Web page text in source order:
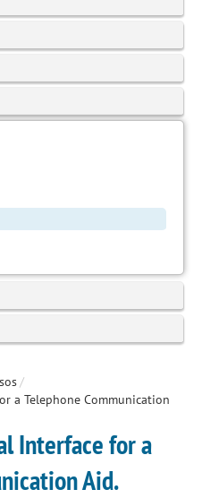
/
a Telephone Communication
Interface for a
Aid.